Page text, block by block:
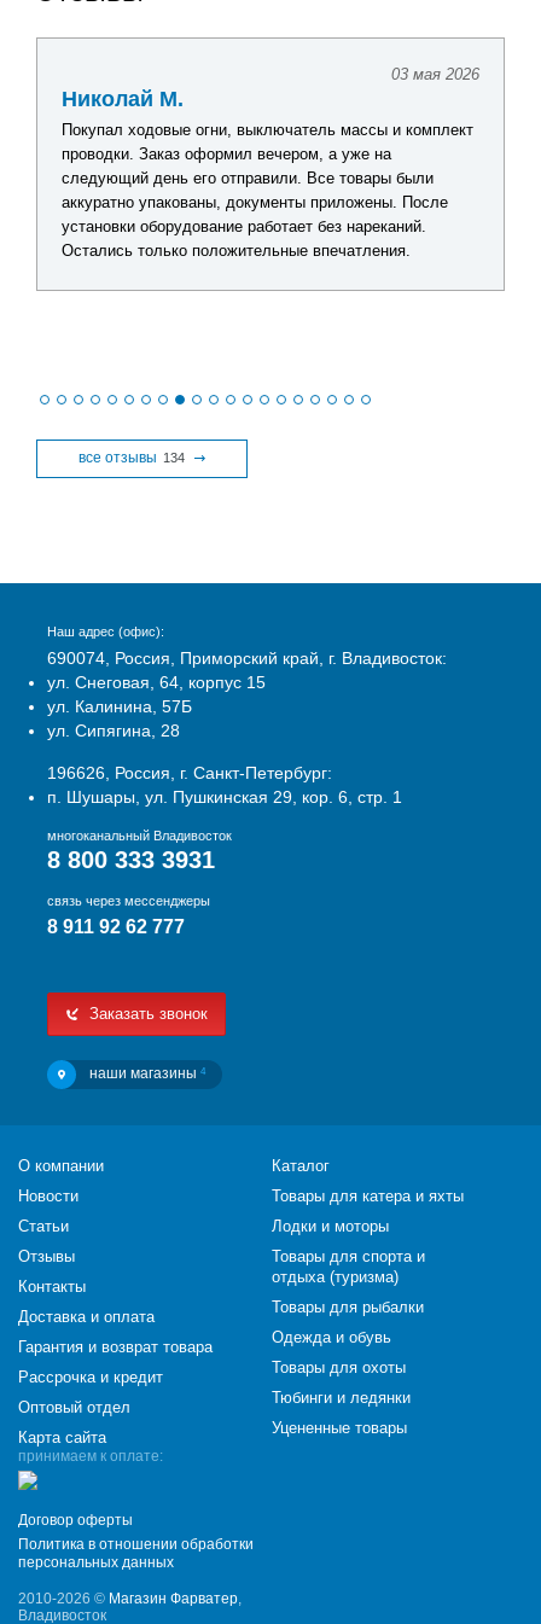
03 мая 2026
Николай М.
Покупал ходовые огни, выключатель массы и комплект
проводки. Заказ оформил вечером, а уже на
следующий день его отправили. Все товары были
аккуратно упакованы, документы приложены. После
установки оборудование работает без нареканий.
Остались только положительные впечатления.
все отзывы 134
Наш адрес (офис):
690074, Россия, Приморский край, г. Владивосток:
ул. Снеговая, 64, корпус 15
ул. Калинина, 57Б
ул. Сипягина, 28
196626, Россия, г. Санкт-Петербург:
п. Шушары, ул. Пушкинская 29, кор. 6, стр. 1
многоканальный Владивосток
8 800 333 3931
связь через мессенджеры
8 911 92 62 777
Заказать звонок
наши магазины 4
принимаем к оплате:
Договор оферты
Политика в отношении обработки
персональных данных
2010-2026 © Магазин Фарватер,
Владивосток
О компании
Новости
Статьи
Отзывы
Контакты
Доставка и оплата
Гарантия и возврат товара
Рассрочка и кредит
Оптовый отдел
Карта сайта
Каталог
Товары для катера и яхты
Лодки и моторы
Товары для спорта и
отдыха (туризма)
Товары для рыбалки
Одежда и обувь
Товары для охоты
Тюбинги и ледянки
Уцененные товары